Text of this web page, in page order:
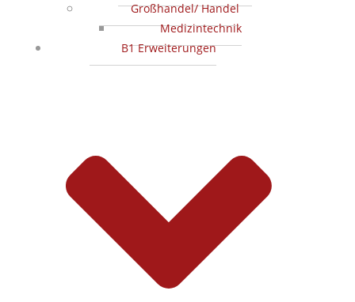
Großhandel/ Handel
Medizintechnik
B1 Erweiterungen